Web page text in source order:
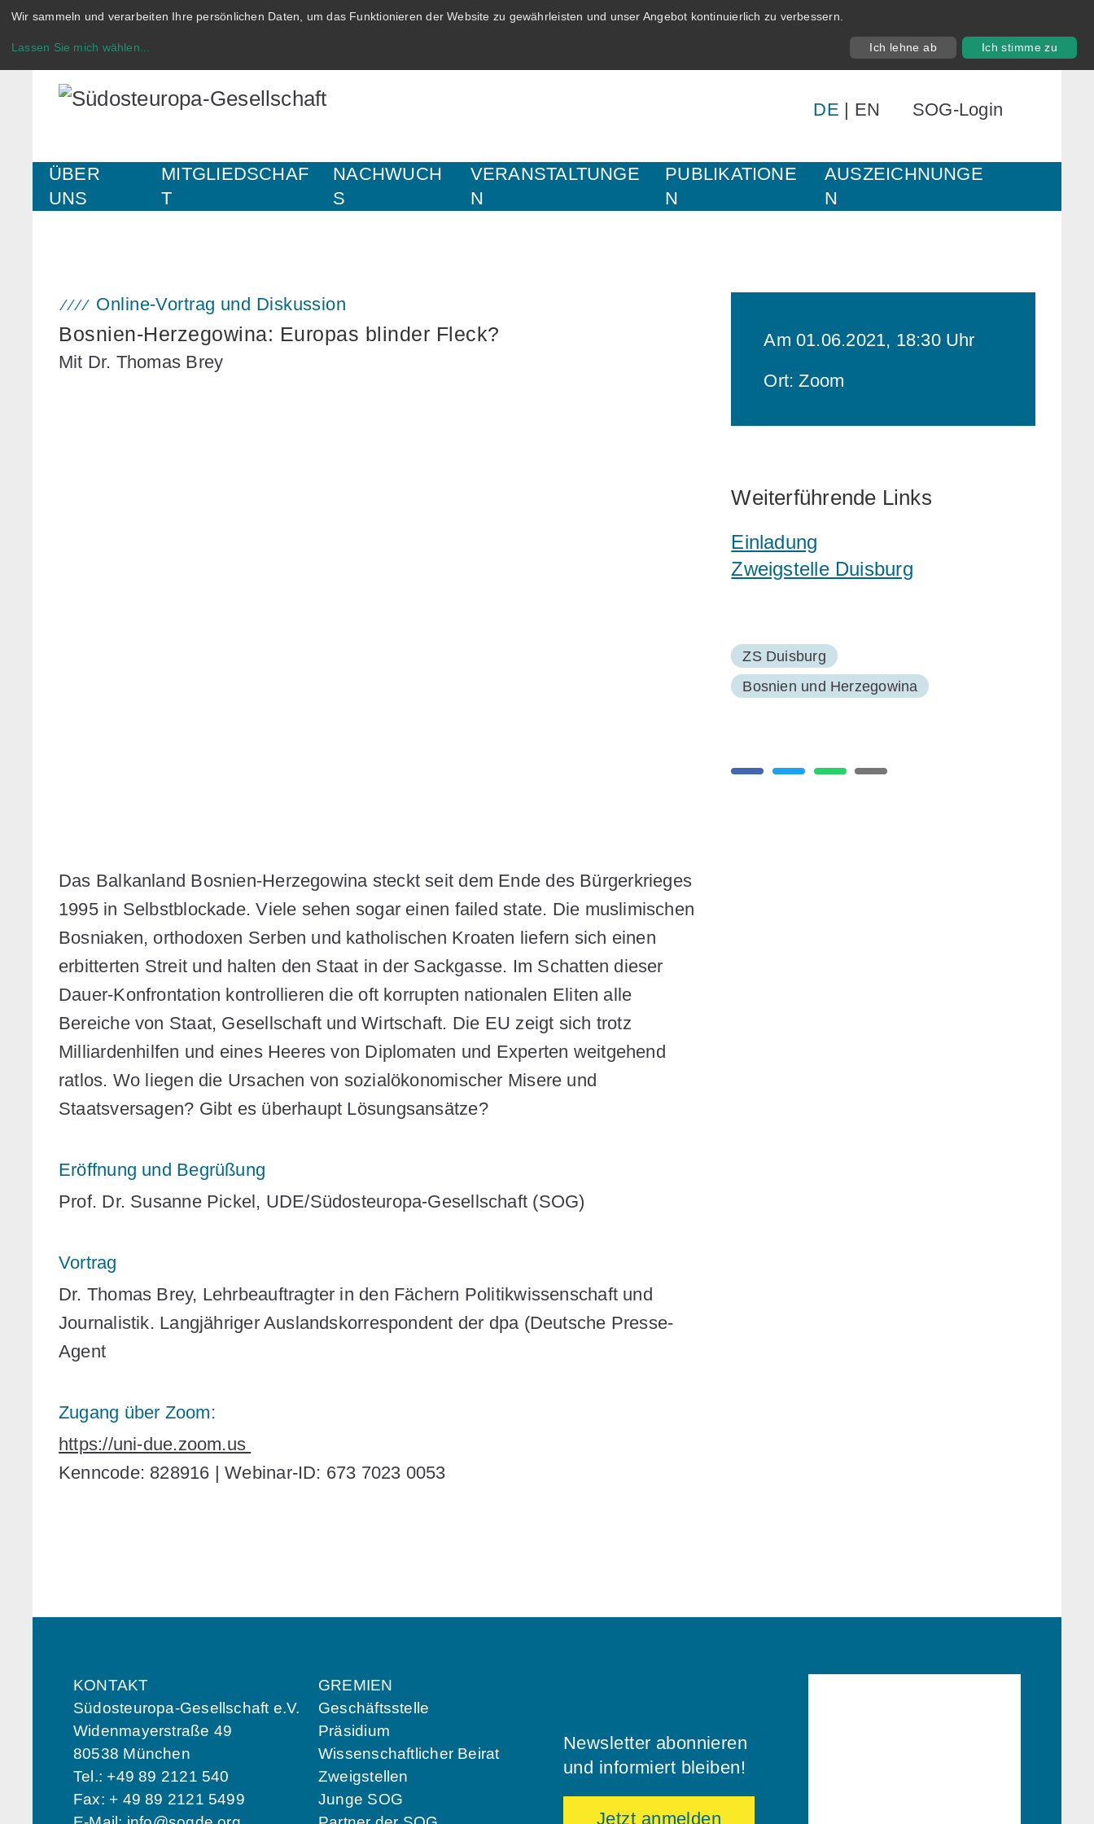
Wir sammeln und verarbeiten Ihre persönlichen Daten, um das Funktionieren der Website zu gewährleisten und unser Angebot kontinuierlich zu verbessern.
Lassen Sie mich wählen... Ich lehne ab Ich stimme zu
DE | EN SOG-Login
ÜBER
UNS
MITGLIEDSCHAF
T
NACHWUCH
S
VERANSTALTUNGE
N
PUBLIKATIONE
N
AUSZEICHNUNGE
N
Online-Vortrag und Diskussion
Bosnien-Herzegowina: Europas blinder Fleck?
Mit Dr. Thomas Brey
Das Balkanland Bosnien-Herzegowina steckt seit dem Ende des Bürgerkrieges
1995 in Selbstblockade. Viele sehen sogar einen failed state. Die muslimischen
Bosniaken, orthodoxen Serben und katholischen Kroaten liefern sich einen
erbitterten Streit und halten den Staat in der Sackgasse. Im Schatten dieser
Dauer-Konfrontation kontrollieren die oft korrupten nationalen Eliten alle
Bereiche von Staat, Gesellschaft und Wirtschaft. Die EU zeigt sich trotz
Milliardenhilfen und eines Heeres von Diplomaten und Experten weitgehend
ratlos. Wo liegen die Ursachen von sozialökonomischer Misere und
Staatsversagen? Gibt es überhaupt Lösungsansätze?
Eröffnung und Begrüßung
Prof. Dr. Susanne Pickel, UDE/Südosteuropa-Gesellschaft (SOG)
Vortrag
Dr. Thomas Brey, Lehrbeauftragter in den Fächern Politikwissenschaft und
Journalistik. Langjähriger Auslandskorrespondent der dpa (Deutsche Presse-
Agent
Zugang über Zoom:
https://uni-due.zoom.us
Kenncode: 828916 | Webinar-ID: 673 7023 0053
Am 01.06.2021, 18:30 Uhr
Ort: Zoom
Weiterführende Links
Einladung
Zweigstelle Duisburg
ZS Duisburg
Bosnien und Herzegowina
KONTAKT
Südosteuropa-Gesellschaft e.V.
Widenmayerstraße 49
80538 München
Tel.: +49 89 2121 540
Fax: + 49 89 2121 5499
GREMIEN
Geschäftsstelle
Präsidium
Wissenschaftlicher Beirat
Zweigstellen
Junge SOG
Newsletter abonnieren
und informiert bleiben!
Jetzt anmelden